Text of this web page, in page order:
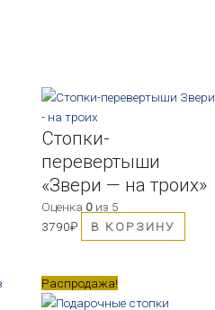
Стопки-
перевертыши
«Звери — на троих»
Оценка 0из 5
3790₽ В КОРЗИНУ
Распродажа!Первоначальная
цена
Текущая
цена: